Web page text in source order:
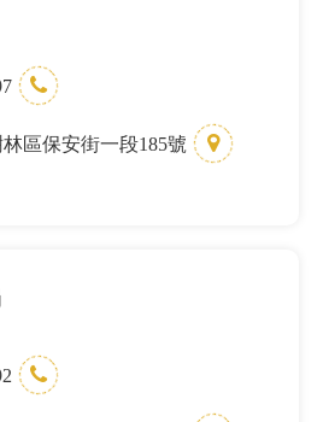
區保安街一段185號